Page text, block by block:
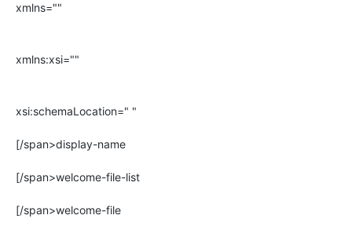
xmlns=""
xmlns:xsi=""
xsi:schemaLocation=" "
[/span>display-name
[/span>welcome-file-list
[/span>welcome-file